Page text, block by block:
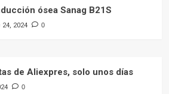
ósea Sanag B21S
2024 0
de Aliexpres, solo unos días
0